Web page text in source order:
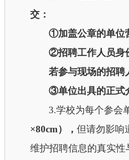
交：
①加盖公章的单位
②招聘工作人员身
若参与现场的招聘
③单位出具的正式
3.学校为每个参会
×80cm）， 但请勿影响
维护招聘信息的真实